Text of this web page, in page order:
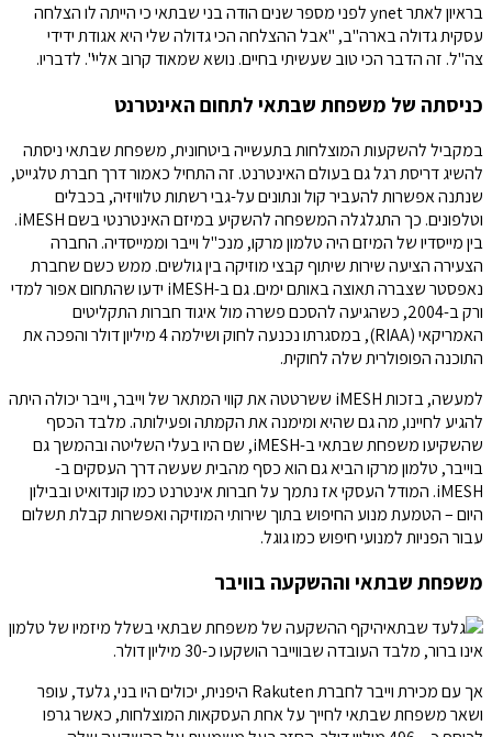
בראיון לאתר ynet לפני מספר שנים הודה בני שבתאי כי הייתה לו הצלחה
עסקית גדולה בארה"ב, "אבל ההצלחה הכי גדולה שלי היא אגודת ידידי
צה"ל. זה הדבר הכי טוב שעשיתי בחיים. נושא שמאוד קרוב אליי". לדבריו.
כניסתה של משפחת שבתאי לתחום האינטרנט
במקביל להשקעות המוצלחות בתעשייה ביטחונית, משפחת שבתאי ניסתה
להשיג דריסת רגל גם בעולם האינטרנט. זה התחיל כאמור דרך חברת טלגייט,
שנתנה אפשרות להעביר קול ונתונים על-גבי רשתות טלוויזיה, בכבלים
וטלפונים. כך התגלגלה המשפחה להשקיע במיזם האינטרנטי בשם iMESH.
בין מייסדיו של המיזם היה טלמון מרקו, מנכ"ל וייבר וממייסדיה. החברה
הצעירה הציעה שירות שיתוף קבצי מוזיקה בין גולשים. ממש כשם שחברת
נאפסטר שצברה תאוצה באותם ימים. גם ב-iMESH ידעו שהתחום אפור למדי
ורק ב-2004, כשהגיעה להסכם פשרה מול איגוד חברות התקליטים
האמריקאי (RIAA), במסגרתו נכנעה לחוק ושילמה 4 מיליון דולר והפכה את
התוכנה הפופולרית שלה לחוקית.
למעשה, בזכות iMESH ששרטטה את קווי המתאר של וייבר, וייבר יכולה היתה
להגיע לחיינו, מה גם שהיא ומימנה את הקמתה ופעילותה. מלבד הכסף
שהשקיעו משפחת שבתאי ב-iMESH, שם היו בעלי השליטה ובהמשך גם
בוייבר, טלמון מרקו הביא גם הוא כסף מהבית שעשה דרך העסקים ב-
iMESH. המודל העסקי אז נתמך על חברות אינטרנט כמו קונדואיט ובבילון
היום – הטמעת מנוע החיפוש בתוך שירותי המוזיקה ואפשרות קבלת תשלום
עבור הפניות למנועי חיפוש כמו גוגל.
משפחת שבתאי וההשקעה בוויבר
היקף ההשקעה של משפחת שבתאי בשלל מיזמיו של טלמון
אינו ברור, מלבד העובדה שבווייבר הושקעו כ-30 מיליון דולר.
אך עם מכירת וייבר לחברת Rakuten היפנית, יכולים היו בני, גלעד, עופר
ושאר משפחת שבתאי לחייך על אחת העסקאות המוצלחות, כאשר גרפו